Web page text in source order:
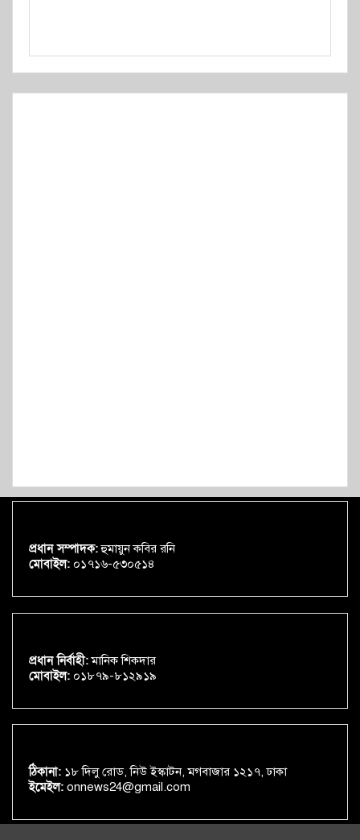
প্রধান সম্পাদক:হুমায়ুন কবির রনি
মোবাইল: ০১৭১৬-৫৩০৫১৪
প্রধান নির্বাহী:মানিক শিকদার
মোবাইল: ০১৮৭৯-৮১২৯১৯
ঠিকানা: ১৮ দিলু রোড, নিউ ইস্কাটন, মগবাজার ১২১৭, ঢাকা
ইমেইল: onnews24@gmail.com